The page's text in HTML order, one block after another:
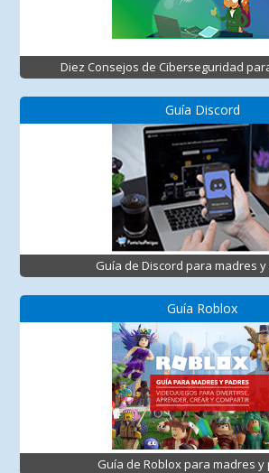
Diez Consejos de Ciberseguridad
Guía Discord
Guía de Discord para madres
Guía Roblox
Guía de Roblox para madres y